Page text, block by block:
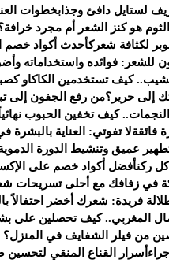
لستايل دافئ وجذابخطوات
هو كنز الشعر أم مجرد خرافة؟
لكثافة شعركأحدث أكواد خصم العطور لعام 2025
للشعر: فوائده واستخداماته
كيف تستخدمين الكاكاو
إلى حرير؟من رفع الجفون إلى
كيف تخفين الحبوب نهائياً بـ 4
فائقةلا تفوتي: العناية بالبشرة
عميق وتنشيط الدورة
ركنأفضل أكواد خصم على
في زفافك مع أحلى تسريحات
فريدة: شعرك أخضر احتفالاً
المغربي.. كيف تحصلين على
من فيلر الشفايف في المنزل؟
أسرار القناع المنقي